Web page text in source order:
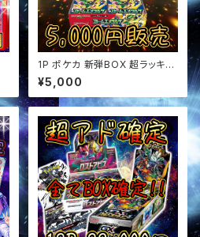
1P ポケカ 新弾BOX 超ラッキー
ゲリラ オリパ
¥5,000